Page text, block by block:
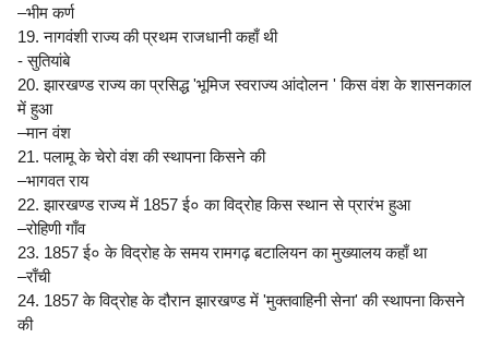
–भीम कर्ण
19. नागवंशी राज्य की प्रथम राजधानी कहाँ थी
- सुतियांबे
20. झारखण्ड राज्य का प्रसिद्ध 'भूमिज स्वराज्य आंदोलन ' किस वंश के शासनकाल
में हुआ
–मान वंश
21. पलामू के चेरो वंश की स्थापना किसने की
–भागवत राय
22. झारखण्ड राज्य में 1857 ई० का विद्रोह किस स्थान से प्रारंभ हुआ
–रोहिणी गाँव
23. 1857 ई० के विद्रोह के समय रामगढ़ बटालियन का मुख्यालय कहाँ था
–राँची
24. 1857 के विद्रोह के दौरान झारखण्ड में 'मुक्तवाहिनी सेना' की स्थापना किसने
की